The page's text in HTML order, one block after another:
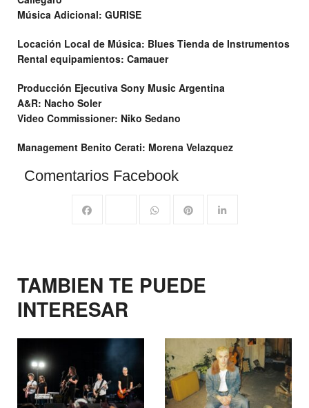
Música Adicional: GURISE
Locación Local de Música: Blues Tienda de Instrumentos
Rental equipamientos: Camauer
Producción Ejecutiva Sony Music Argentina
A&R: Nacho Soler
Video Commissioner: Niko Sedano
Management Benito Cerati: Morena Velazquez
Comentarios Facebook
TAMBIEN TE PUEDE
INTERESAR